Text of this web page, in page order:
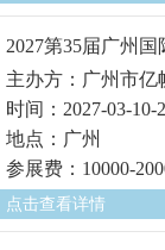
2027第35届广州
主办方：广州市亿
时间：2027-03-10-
地点：广州
参展费：10000-
点击查看详情